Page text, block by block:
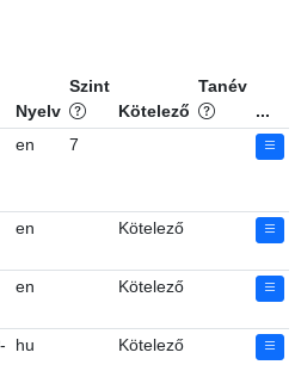
Nyelv
Szint
Kötelező
Tanév
...
en 7
en Kötelező
en Kötelező
hu Kötelező